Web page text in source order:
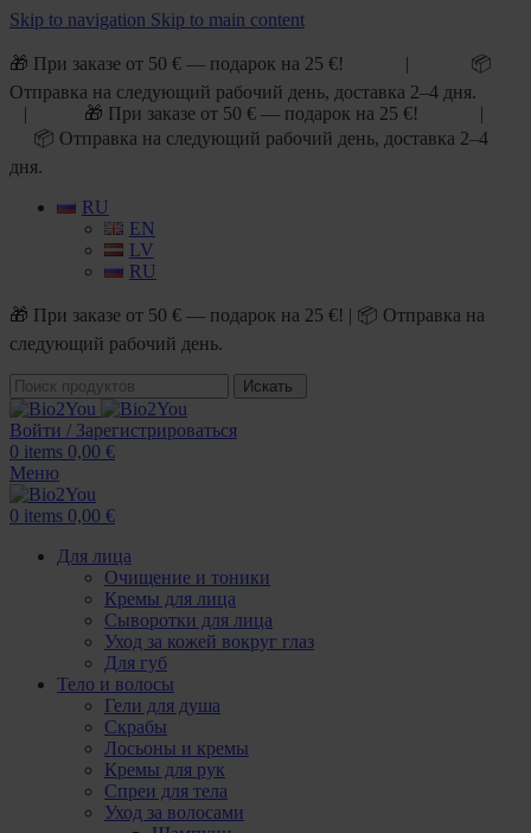
Skip to navigation Skip to main content
🎁 При заказе от 50 € — подарок на 25 €! | 📦
Отправка на следующий рабочий день, доставка 2–4 дня.
| 🎁 При заказе от 50 € — подарок на 25 €! |
📦 Отправка на следующий рабочий день, доставка 2–4
дня.
RU
EN
LV
RU
🎁 При заказе от 50 € — подарок на 25 €! | 📦 Отправка на
следующий рабочий день.
Искать
Войти / Зарегистрироваться
0 items 0,00 €
Меню
0 items 0,00 €
Для лица
Очищение и тоники
Кремы для лица
Сыворотки для лица
Уход за кожей вокруг глаз
Для губ
Тело и волосы
Гели для душа
Скрабы
Лосьоны и кремы
Кремы для рук
Спреи для тела
Уход за волосами